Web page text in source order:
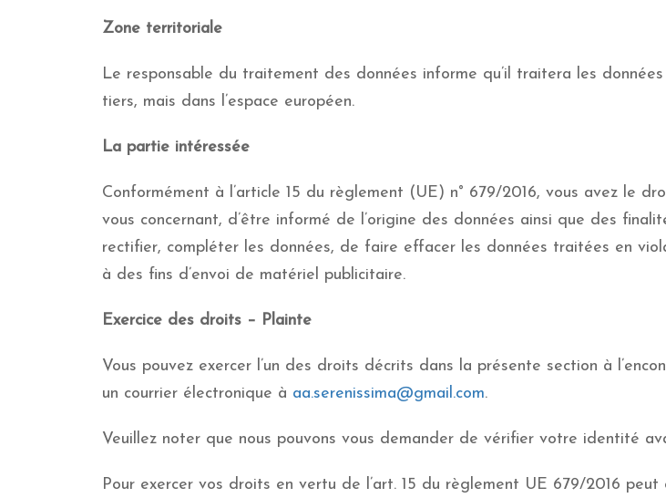
Zone territoriale
Le responsable du traitement des données informe qu’il traitera les
tiers, mais dans l’espace européen.
La partie intéressée
Conformément à l’article 15 du règlement (UE) n° 679/2016, vous avez le
vous concernant, d’être informé de l’origine des données ainsi que des
rectifier, compléter les données, de faire effacer les données traitées en
à des fins d’envoi de matériel publicitaire.
Exercice des droits – Plainte
Vous pouvez exercer l’un des droits décrits dans la présente section à
un courrier électronique à aa.serenissima@gmail.com.
Veuillez noter que nous pouvons vous demander de vérifier votre identité
Pour exercer vos droits en vertu de l’art. 15 du règlement UE 679/2016